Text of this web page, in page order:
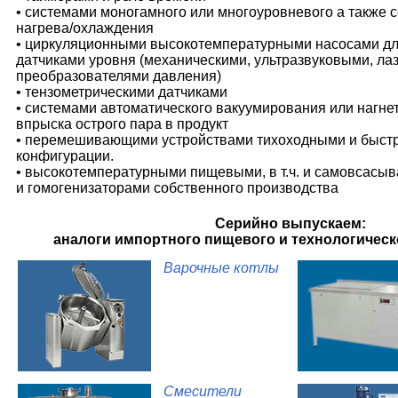
• системами моногамного или многоуровневого а также
нагрева/охлаждения
• циркуляционными высокотемпературными насосами
датчиками уровня (механическими, ультразвуковыми,
преобразователями давления)
• тензометрическими датчиками
• системами автоматического вакуумирования или
впрыска острого пара в продукт
• перемешивающими устройствами тихоходными и
конфигурации.
• высокотемпературными пищевыми, в т.ч. и
и гомогенизаторами собственного производства
Серийно выпускаем:
аналоги импортного пищевого и
Варочные котлы
Смесители